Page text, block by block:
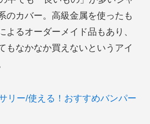
のカバー。高級金属を使ったも
よるオーダーメイド品もあり、
もなかなか買えないというアイ
リー/使える！おすすめバンパー